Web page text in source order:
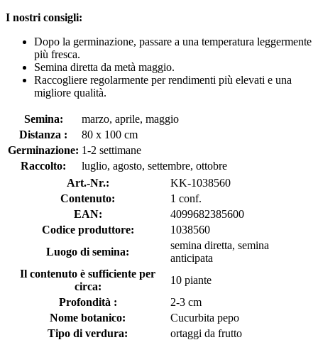
I nostri consigli:
Dopo la germinazione, passare a una temperatura leggermente
più fresca.
Semina diretta da metà maggio.
Raccogliere regolarmente per rendimenti più elevati e una
migliore qualità.
Semina:
marzo, aprile, maggio
Distanza :
80 x 100 cm
Germinazione: 1-2 settimane
Raccolto:
luglio, agosto, settembre, ottobre
Art.-Nr.:
KK-1038560
Contenuto:
1 conf.
EAN:
4099682385600
Codice produttore:
1038560
Luogo di semina:
semina diretta, semina
anticipata
Il contenuto è sufficiente per
circa:
10 piante
Profondità :
2-3 cm
Nome botanico:
Cucurbita pepo
Tipo di verdura:
ortaggi da frutto